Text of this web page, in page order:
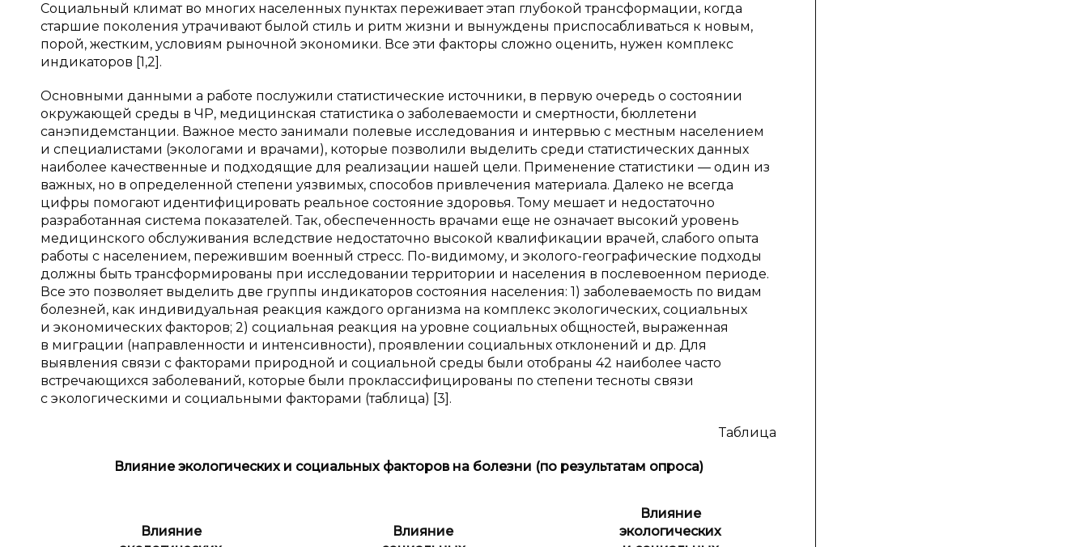
Социальный климат во многих населенных пунктах переживает этап глубокой трансформации, когда
старшие поколения утрачивают былой стиль и ритм жизни и вынуждены приспосабливаться к новым,
порой, жестким, условиям рыночной экономики. Все эти факторы сложно оценить, нужен комплекс
индикаторов [1,2].
Основными данными а работе послужили статистические источники, в первую очередь о состоянии
окружающей среды в ЧР, медицинская статистика о заболеваемости и смертности, бюллетени
санэпидемстанции. Важное место занимали полевые исследования и интервью с местным населением
и специалистами (экологами и врачами), которые позволили выделить среди статистических данных
наиболее качественные и подходящие для реализации нашей цели. Применение статистики — один из
важных, но в определенной степени уязвимых, способов привлечения материала. Далеко не всегда
цифры помогают идентифицировать реальное состояние здоровья. Тому мешает и недостаточно
разработанная система показателей. Так, обеспеченность врачами еще не означает высокий уровень
медицинского обслуживания вследствие недостаточно высокой квалификации врачей, слабого опыта
работы с населением, пережившим военный стресс. По-видимому, и эколого-географические подходы
должны быть трансформированы при исследовании территории и населения в послевоенном периоде.
Все это позволяет выделить две группы индикаторов состояния населения: 1) заболеваемость по видам
болезней, как индивидуальная реакция каждого организма на комплекс экологических, социальных
и экономических факторов; 2) социальная реакция на уровне социальных общностей, выраженная
в миграции (направленности и интенсивности), проявлении социальных отклонений и др. Для
выявления связи с факторами природной и социальной среды были отобраны 42 наиболее часто
встречающихся заболеваний, которые были проклассифицированы по степени тесноты связи
с экологическими и социальными факторами (таблица) [3].
Таблица
Влияние экологических и социальных факторов на болезни (по результатам опроса)
Влияние
Влияние
Влияние
экологических